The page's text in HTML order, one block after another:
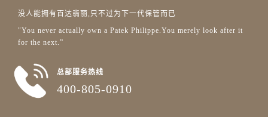
没人能拥有百达翡丽,只不过为下一代保管而已
"You never actually own a Patek Philippe.You merely look after it
for the next.”
总部服务热线
400-805-0910